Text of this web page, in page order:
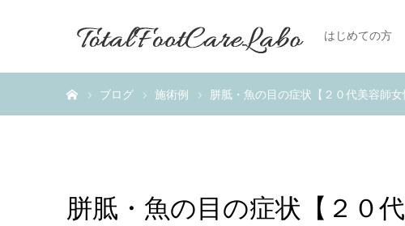
はじめての方
ブログ 施術例 胼胝・魚の目の症状【２０代美容師女
胼胝・魚の目の症状【２０